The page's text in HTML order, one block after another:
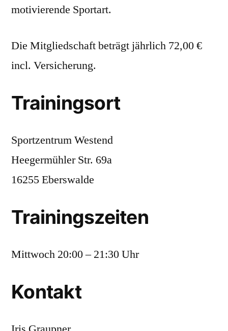
motivierende Sportart.
Die Mitgliedschaft beträgt jährlich 72,00 €
incl. Versicherung.
Trainingsort
Sportzentrum Westend
Heegermühler Str. 69a
16255 Eberswalde
Trainingszeiten
Mittwoch 20:00 – 21:30 Uhr
Kontakt